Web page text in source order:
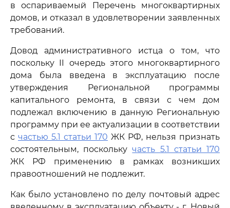
в оспариваемый Перечень многоквартирных
домов, и отказал в удовлетворении заявленных
требований.
Довод административного истца о том, что
поскольку II очередь этого многоквартирного
дома была введена в эксплуатацию после
утверждения Региональной программы
капитального ремонта, в связи с чем дом
подлежал включению в данную Региональную
программу при ее актуализации в соответствии
с частью 5.1 статьи 170 ЖК РФ, нельзя признать
состоятельным, посколькучасть 5.1 статьи 170
ЖК РФ применению в рамках возникших
правоотношений не подлежит.
Как было установлено по делу почтовый адрес